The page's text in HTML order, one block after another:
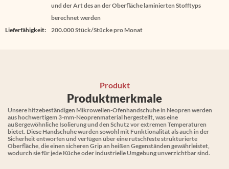
und der Art des an der Oberfläche laminierten Stofftyps
berechnet werden
Lieferfähigkeit:
200.000 Stück/Stücke pro Monat
Produkt
Produktmerkmale
Unsere hitzebeständigen Mikrowellen-Ofenhandschuhe in Neopren werden
aus hochwertigem 3-mm-Neoprenmaterial hergestellt, was eine
außergewöhnliche Isolierung und den Schutz vor extremen Temperaturen
bietet. Diese Handschuhe wurden sowohl mit Funktionalität als auch in der
Sicherheit entworfen und verfügen über eine rutschfeste strukturierte
Oberfläche, die einen sicheren Grip an heißen Gegenständen gewährleistet,
wodurch sie für jede Küche oder industrielle Umgebung unverzichtbar sind.